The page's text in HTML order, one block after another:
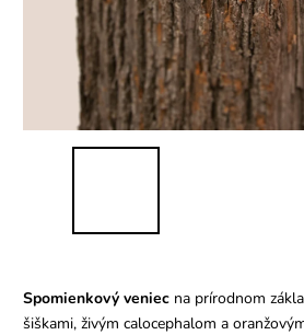
Spomienkový veniec na prírodnom
šiškami, živým calocephalom a